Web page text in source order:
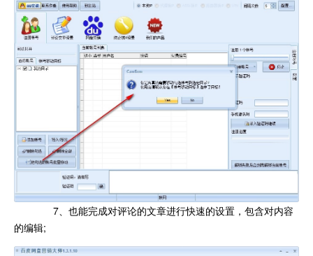
7、也能完成对评论的文章进行快速的设置，包含对内容
的编辑;